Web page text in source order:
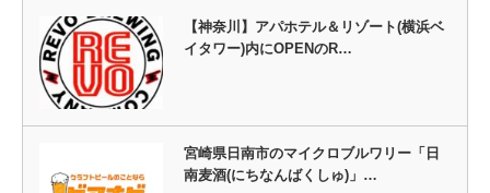
【神奈川】アパホテル＆リゾート(横浜ベ
イタワー)内にOPENのR…
宮崎県日南市のマイクロブルワリー「日
南麦酒(にちなんばくしゅ)」…